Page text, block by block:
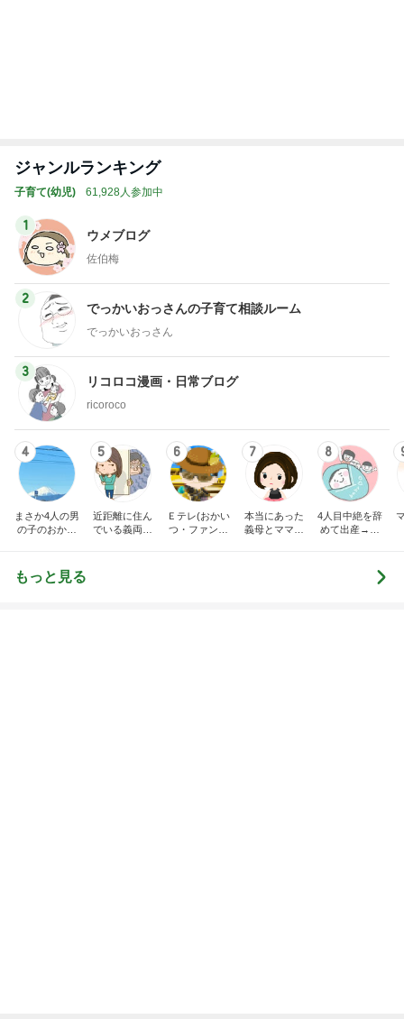
ジャンルランキング
子育て(幼児) 61,928人参加中
1
ウメブログ
佐伯梅
2
でっかいおっさんの子育て相談ルーム
でっかいおっさん
3
リコロコ漫画・日常ブログ
ricoroco
4
まさか4人の男
の子のおかあ
5
近距離に住ん
でいる義両親
6
Ｅテレ(おかい
つ・ファンタ
7
本当にあった
義母とママ友
8
4人目中絶を辞
めて出産→パ
もっと見る